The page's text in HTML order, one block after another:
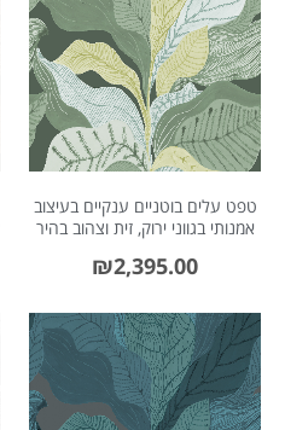
טפט עלים בוטניים ענקיים בעיצוב
אמנותי בגווני ירוק, זית וצהוב בהיר
₪2,395.00